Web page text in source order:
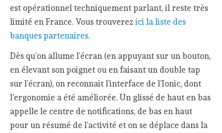
est opérationnel techniquement parlant, il reste très
limité en France. Vous trouverezici la liste des
banques partenaires.
Dès qu’on allume l’écran (en appuyant sur un bouton,
en élevant son poignet ou en faisant un double tap
sur l’écran), on reconnait l’interface de l’Ionic, dont
l’ergonomie a été améliorée. Un glissé de haut en bas
appelle le centre de notifications, de bas en haut
pour un résumé de l’activité et on se déplace dans la